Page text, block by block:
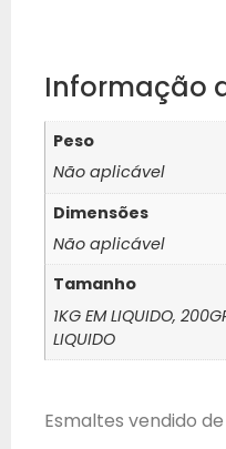
Informação
Peso
Não aplicável
Dimensões
Não aplicável
Tamanho
1KG EM LIQUIDO,
LIQUIDO
Esmaltes vendido